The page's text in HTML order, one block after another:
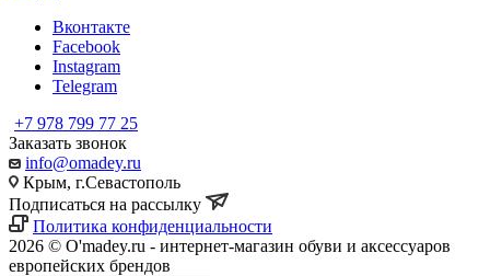
Вконтакте
Facebook
Instagram
Telegram
+7 978 799 77 25
Заказать звонок
info@omadey.ru
Крым, г.Севастополь
Подписаться на рассылку
Политика конфиденциальности
2026 © O'madey.ru - интернет-магазин обуви и аксессуаров
европейских брендов